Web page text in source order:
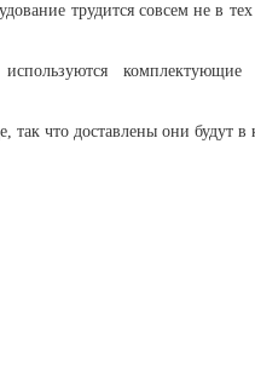
трудится совсем не в
комплектующие
так что доставлены они будут